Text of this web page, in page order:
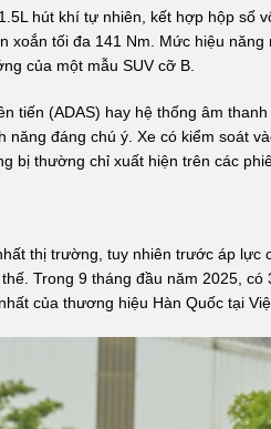
hút khí tự nhiên, kết hợp hộp số
xoắn tối đa 141 Nm. Mức hiệu
của một mẫu SUV cỡ B.
tiến (ADAS) hay hệ thống âm
đáng chú ý. Xe có kiểm soát
bị thường chỉ xuất hiện trên các
thị trường, tuy nhiên trước áp lực
Trong 9 tháng đầu năm 2025,
của thương hiệu Hàn Quốc tại